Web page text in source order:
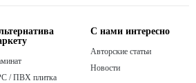
/ ПВХ плитка
С нами интересно
Авторские статьи
Новости